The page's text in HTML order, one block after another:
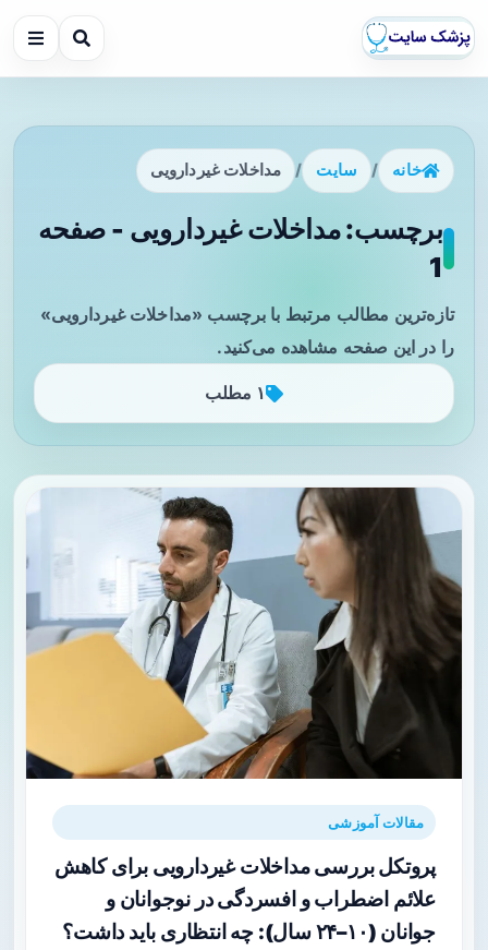
خانه / سایت / مداخلات غیردارویی
برچسب: مداخلات غیردارویی - صفحه
1
تازه‌ترین مطالب مرتبط با برچسب «مداخلات غیردارویی»
را در این صفحه مشاهده می‌کنید.
۱ مطلب
مقالات آموزشی
پروتکل بررسی مداخلات غیردارویی برای کاهش
علائم اضطراب و افسردگی در نوجوانان و
جوانان (۱۰–۲۴ سال): چه انتظاری باید داشت؟